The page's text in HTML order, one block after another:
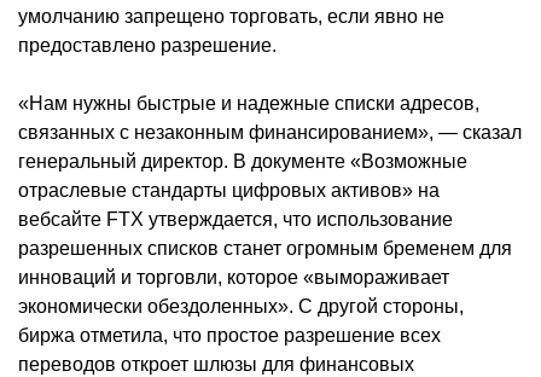
умолчанию запрещено торговать, если явно не
предоставлено разрешение.
«Нам нужны быстрые и надежные списки адресов,
связанных с незаконным финансированием», — сказал
генеральный директор. В документе «Возможные
отраслевые стандарты цифровых активов» на
вебсайте FTX утверждается, что использование
разрешенных списков станет огромным бременем для
инноваций и торговли, которое «вымораживает
экономически обездоленных». С другой стороны,
биржа отметила, что простое разрешение всех
переводов откроет шлюзы для финансовых